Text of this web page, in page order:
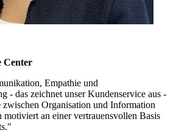
Center
Empathie und
- das zeichnet unser Kundenservice aus -
zwischen Organisation und Information
an einer vertrauensvollen Basis